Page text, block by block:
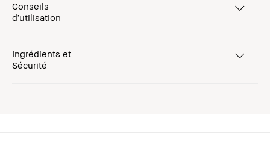
Conseils
d’utilisation
Ingrédients et
Sécurité